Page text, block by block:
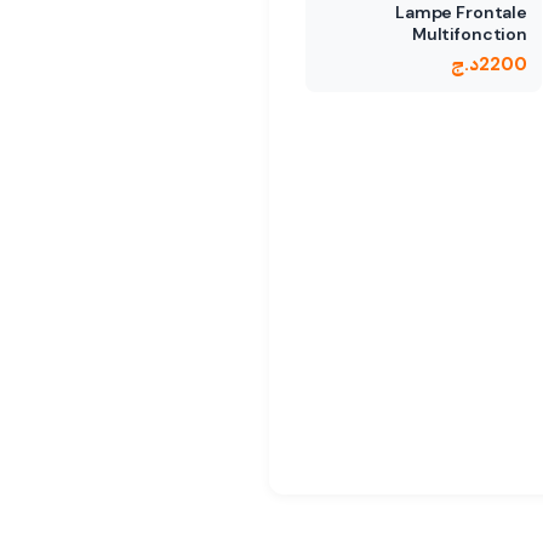
Lampe Frontale
Multifonction
Magnétique - 5…
2200د.ج